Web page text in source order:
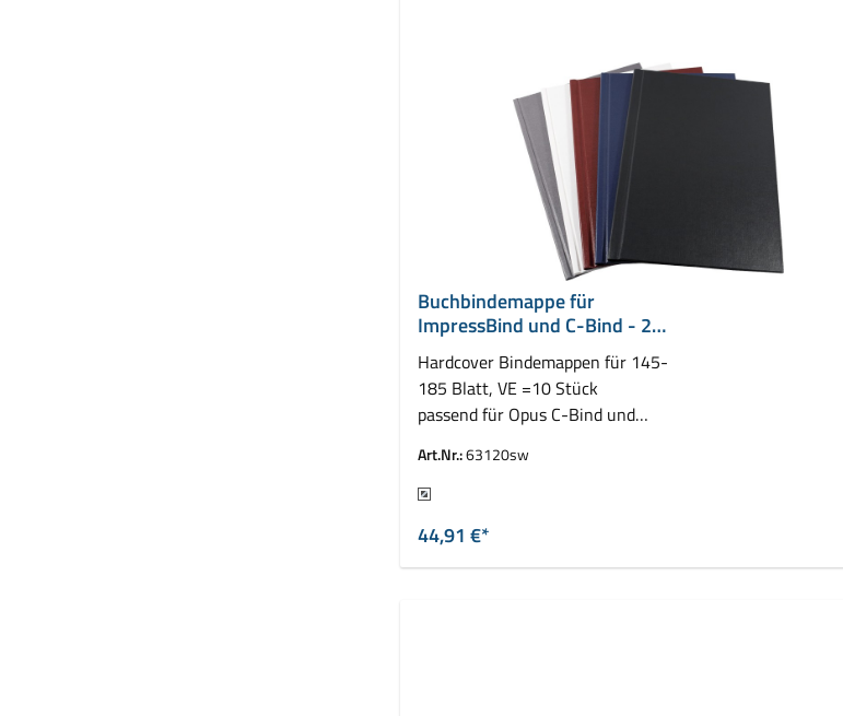
Buchbindemappe für
ImpressBind und C-Bind - 20
mm
Hardcover Bindemappen für 145-
185 Blatt, VE =10 Stück
passend für Opus C-Bind und
Art.Nr.:63120sw
Farbe
44,91 €*